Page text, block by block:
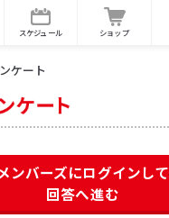
スケジュール ショップ
ケート
ンバーズにログインして
回答へ進む